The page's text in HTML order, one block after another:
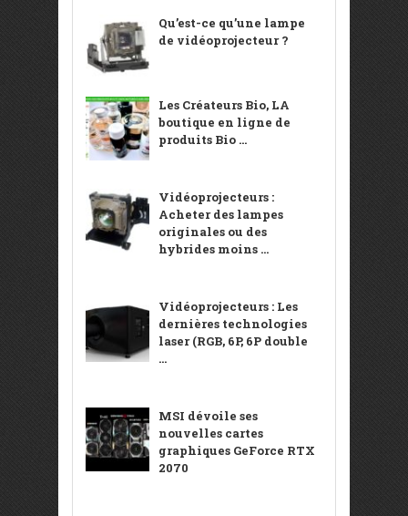
Qu’est-ce qu’une lampe
de vidéoprojecteur ?
Les Créateurs Bio, LA
boutique en ligne de
produits Bio ...
Vidéoprojecteurs :
Acheter des lampes
originales ou des
hybrides moins ...
Vidéoprojecteurs : Les
dernières technologies
laser (RGB, 6P, 6P double
...
MSI dévoile ses
nouvelles cartes
graphiques GeForce RTX
2070